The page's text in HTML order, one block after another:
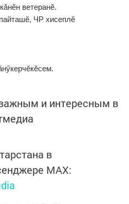
ветеранӗ.
ЧР хисеплӗ
и интересным в
в
MАХ: